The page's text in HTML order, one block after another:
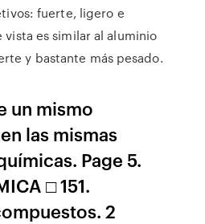
fuerte, ligero e
es similar al aluminio
y bastante más pesado.
un mismo
las mismas
Page 5.
□ 151.
2